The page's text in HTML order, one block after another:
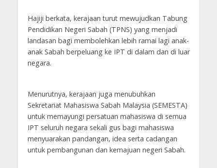
Hajiji berkata, kerajaan turut mewujudkan Tabung
Pendidikan Negeri Sabah (TPNS) yang menjadi
landasan bagi membolehkan lebih ramai lagi anak-
anak Sabah berpeluang ke IPT di dalam dan di luar
negara.
Menurutnya, kerajaan juga menubuhkan
Sekretariat Mahasiswa Sabah Malaysia (SEMESTA)
untuk memayungi persatuan mahasiswa di semua
IPT seluruh negara sekali gus bagi mahasiswa
menyuarakan pandangan, idea serta cadangan
untuk pembangunan dan kemajuan negeri Sabah.